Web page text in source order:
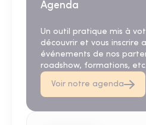
Agenda
Un outil pratique mis à
découvrir et vous inscrire
événements de nos
roadshow, formations, etc.
Voir notre agenda